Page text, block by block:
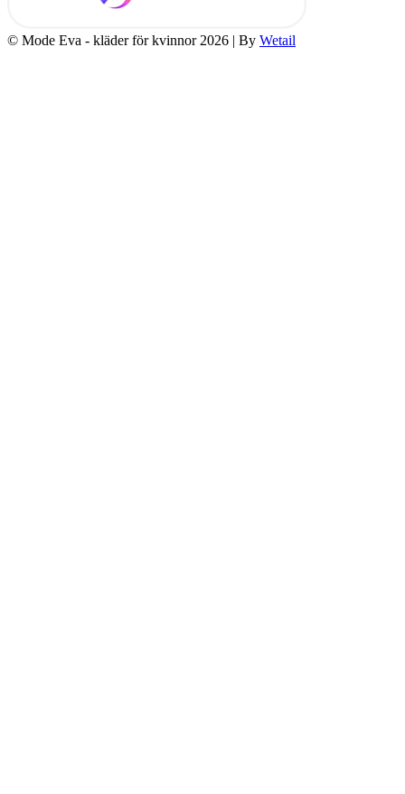
© Mode Eva - kläder för kvinnor 2026 | By Wetail